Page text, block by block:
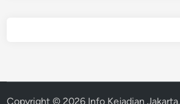
Copyright © 2026 Info Kejadian Jakarta.